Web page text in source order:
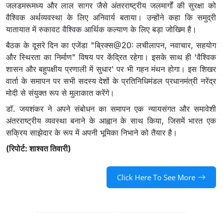
जलडमरूमध्य और लाल सागर जैसे अंतरराष्ट्रीय जलमार्गों की सुरक्षा को
वैश्विक अर्थव्यवस्था के लिए अनिवार्य बताया। उन्होंने कहा कि समुद्री
यातायात में रुकावट वैश्विक आर्थिक कल्याण के लिए बड़ा जोखिम है।
बैठक के दूसरे दिन का एजेंडा "ब्रिक्स@20: लचीलापन, नवाचार, सहयोग
और स्थिरता का निर्माण" विषय पर केंद्रित रहेगा। इसके साथ ही 'वैश्विक
शासन और बहुपक्षीय प्रणाली में सुधार' पर भी गहन मंथन होगा। इस शिखर
वार्ता के समापन पर सभी सदस्य देशों के प्रतिनिधिमंडल प्रधानमंत्री नरेंद्र
मोदी से संयुक्त रूप से मुलाकात करेंगे।
डॉ. जयशंकर ने अपने संबोधन का समापन एक न्यायसंगत और समावेशी
अंतरराष्ट्रीय व्यवस्था बनाने के आह्वान के साथ किया, जिसमें भारत एक
सक्रिय साझेदार के रूप में अपनी भूमिका निभाने को तैयार है।
(रिपोर्ट: शाश्वत तिवारी)
Click Here To See More